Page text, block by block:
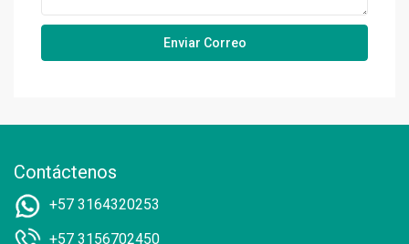
Contáctenos
+57 3164320253
+57 3156702450